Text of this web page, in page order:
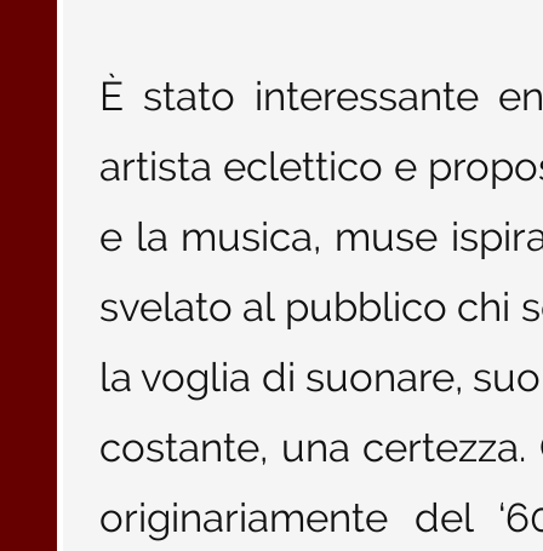
È stato interessante
artista eclettico e
e la musica, muse
svelato al pubblico chi
la voglia di suonare,
costante, una
originariamente del